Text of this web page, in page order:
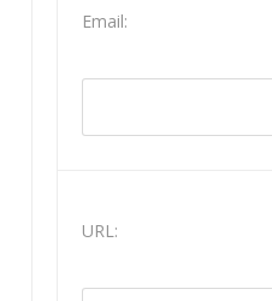
Email:
URL: